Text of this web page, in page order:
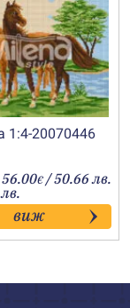
1:4-20070446
56.00€Price
range:
25.90€
through
56.00€
/ 50.66 лв.
виж